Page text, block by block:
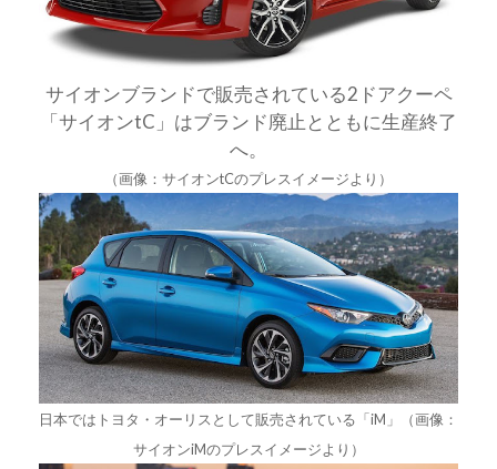
サイオンブランドで販売されている2ドアクーペ
「サイオンtC」はブランド廃止とともに生産終了
へ。
（画像：サイオンtCのプレスイメージより）
日本ではトヨタ・オーリスとして販売されている「iM」（画像：
サイオンiMのプレスイメージより）